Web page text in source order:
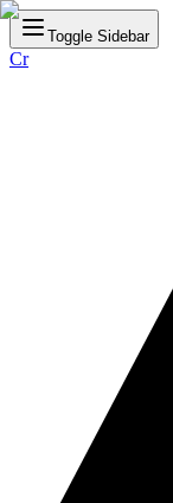
Toggle Sidebar
Cr